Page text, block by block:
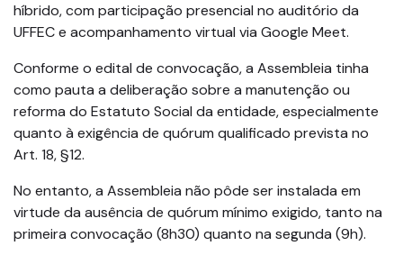
híbrido, com participação presencial no auditório da
UFFEC e acompanhamento virtual via Google Meet.
Conforme o edital de convocação, a Assembleia tinha
como pauta a deliberação sobre a manutenção ou
reforma do Estatuto Social da entidade, especialmente
quanto à exigência de quórum qualificado prevista no
Art. 18, §12.
No entanto, a Assembleia não pôde ser instalada em
virtude da ausência de quórum mínimo exigido, tanto na
primeira convocação (8h30) quanto na segunda (9h).